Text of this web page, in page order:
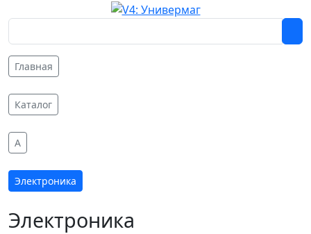
Главная
Каталог
A
Электроника
Электроника